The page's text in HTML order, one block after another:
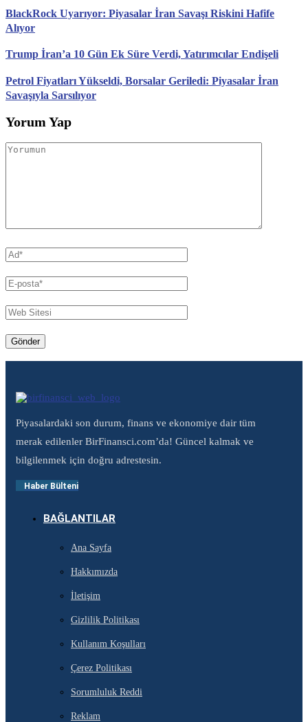
BlackRock Uyarıyor: Piyasalar İran Savaşı Riskini Hafife
Alıyor
Trump İran’a 10 Gün Ek Süre Verdi, Yatırımcılar Endişeli
Petrol Fiyatları Yükseldi, Borsalar Geriledi: Piyasalar İran
Savaşıyla Sarsılıyor
Yorum Yap
Piyasalardaki son durum, finans ve ekonomiye dair tüm
merak edilenler BirFinansci.com’da! Güncel kalmak ve
bilgilenmek için doğru adrestesin.
Haber Bülteni
BAĞLANTILAR
Ana Sayfa
Hakkımızda
İletişim
Gizlilik Politikası
Kullanım Koşulları
Çerez Politikası
Sorumluluk Reddi
Reklam